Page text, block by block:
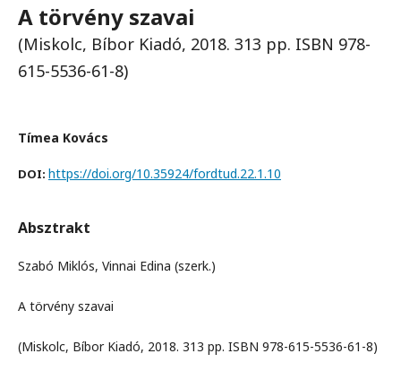
A törvény szavai
(Miskolc, Bíbor Kiadó, 2018. 313 pp. ISBN 978-
615-5536-61-8)
Tímea Kovács
DOI: https://doi.org/10.35924/fordtud.22.1.10
Absztrakt
Szabó Miklós, Vinnai Edina (szerk.)
A törvény szavai
(Miskolc, Bíbor Kiadó, 2018. 313 pp. ISBN 978-615-5536-61-8)